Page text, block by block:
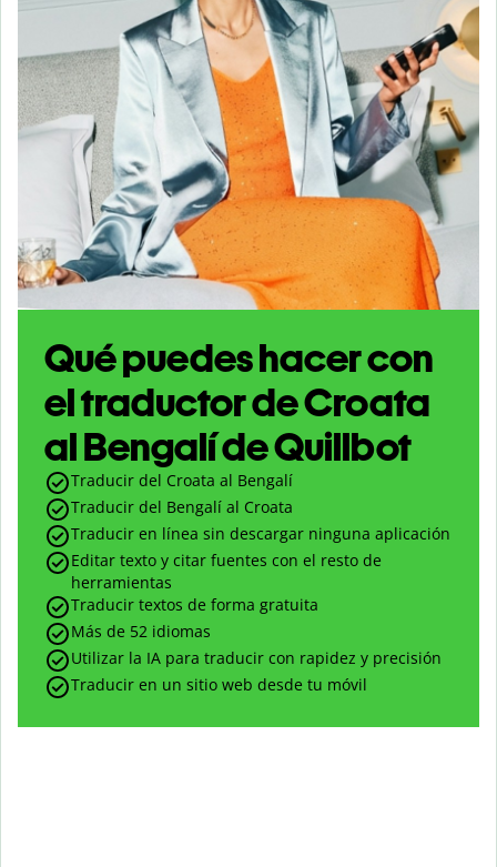
Qué puedes hacer con
el traductor de Croata
al Bengalí de Quillbot
Traducir del Croata al Bengalí
Traducir del Bengalí al Croata
Traducir en línea sin descargar ninguna aplicación
Editar texto y citar fuentes con el resto de
herramientas
Traducir textos de forma gratuita
Más de 52 idiomas
Utilizar la IA para traducir con rapidez y precisión
Traducir en un sitio web desde tu móvil